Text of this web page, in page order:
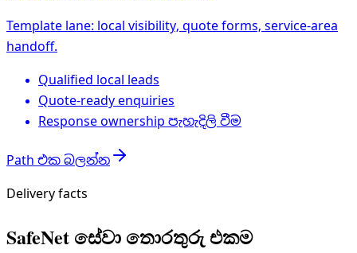
Template lane: local visibility, quote forms, service-area
handoff.
Qualified local leads
Quote-ready enquiries
Response ownership පැහැදිලි වීම
Path එක බලන්න
Delivery facts
SafeNet සේවා තොරතුරු එකම